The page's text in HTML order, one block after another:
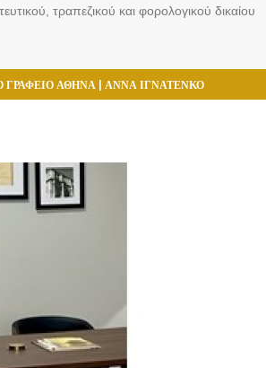
τραπεζικού και φορολογικού δικαίου
ΓΡΑΦΕΙΟ ΑΘΗΝΑ | ΑΝΝΑ ΙΓΝΑΤΕΝΚΟ